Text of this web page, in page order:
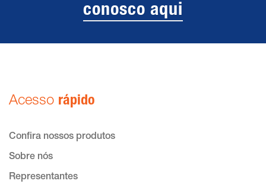
conosco aqui
Acesso rápido
Confira nossos produtos
Sobre nós
Representantes